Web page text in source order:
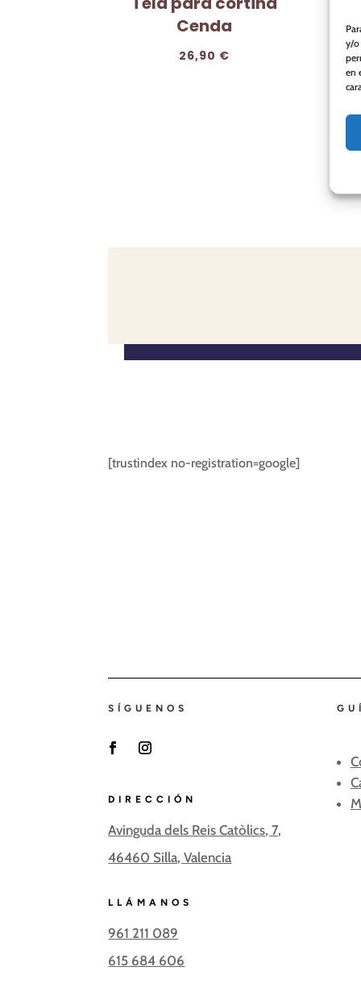
y/o
en
Cenda
26,90 €
[trustindex no-registration=google]
SÍGUENOS
b
o
s
a
g
r
m
DIRECCIÓN
Avinguda dels Reis Catòlics, 7,
46460 Silla, Valencia
LLÁMANOS
961 211 089
615 684 606